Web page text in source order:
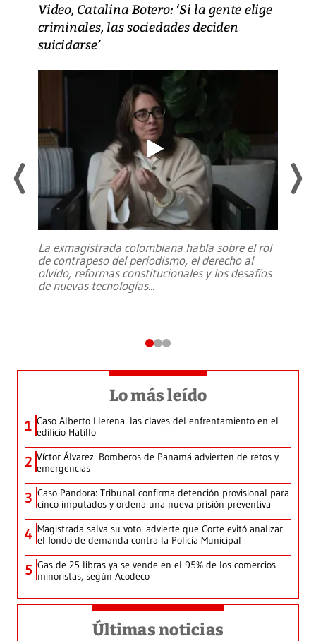
Video, Catalina Botero: ‘Si la gente elige
criminales, las sociedades deciden
suicidarse’
La exmagistrada colombiana habla sobre el rol
de contrapeso del periodismo, el derecho al
olvido, reformas constitucionales y los desafíos
de nuevas tecnologías...
Lo más leído
1 Caso Alberto Llerena: las claves del enfrentamiento en el
edificio Hatillo
2 Víctor Álvarez: Bomberos de Panamá advierten de retos y
emergencias
3 Caso Pandora: Tribunal confirma detención provisional para
cinco imputados y ordena una nueva prisión preventiva
4 Magistrada salva su voto: advierte que Corte evitó analizar
el fondo de demanda contra la Policía Municipal
5 Gas de 25 libras ya se vende en el 95% de los comercios
minoristas, según Acodeco
Últimas noticias